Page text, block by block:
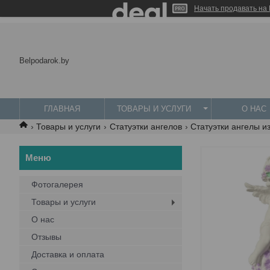
Начать продавать на
Belpodarok.by
ГЛАВНАЯ ТОВАРЫ И УСЛУГИ О НАС
Товары и услуги Статуэтки ангелов Статуэтки ангелы
Фотогалерея
Товары и услуги
О нас
Отзывы
Доставка и оплата